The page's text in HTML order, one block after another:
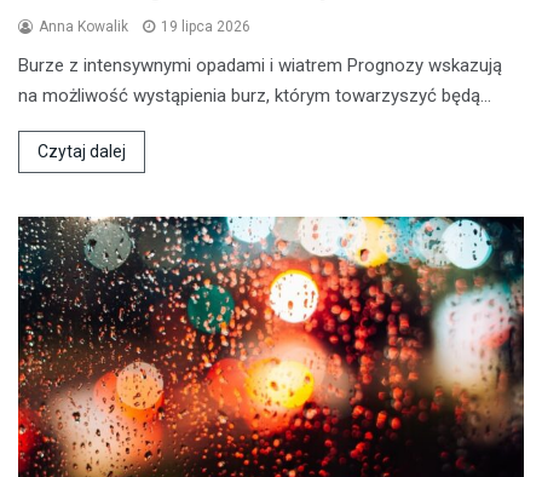
Anna Kowalik 19 lipca 2026
Burze z intensywnymi opadami i wiatrem Prognozy wskazują
na możliwość wystąpienia burz, którym towarzyszyć będą…
Czytaj dalej